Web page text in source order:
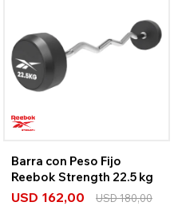
Barra con Peso Fijo
Reebok Strength 22.5 kg
USD 162,00 USD180,00